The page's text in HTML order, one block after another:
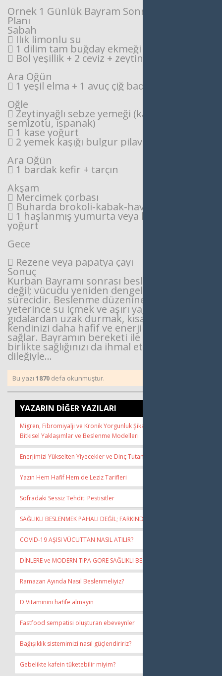
Örnek 1 Günlük Bayram Sonrası Beslenme
Planı
Sabah
 Ilık limonlu su
 1 dilim tam buğday ekmeği + lor peyniri
 Bol yeşillik + 2 ceviz + zeytin
Ara Öğün
 1 yeşil elma + 1 avuç çiğ badem
Öğle
 Zeytinyağlı sebze yemeği (kabak,
semizotu, ıspanak)
 1 kase yoğurt
 2 yemek kaşığı bulgur pilavı
Ara Öğün
 1 bardak kefir + tarçın
Akşam
 Mercimek çorbası
 Buharda brokoli-kabak-havuç karışımı
 1 haşlanmış yumurta veya birkaç kaşık
yoğurt
Gece
 Rezene veya papatya çayı
Sonuç
Kurban Bayramı sonrası beslenme, “detoks”
değil; vücudu yeniden dengeleme
sürecidir. Beslenme düzenine dikkat etmek,
yeterince su içmek ve aşırı yağlı-şekerli
gıdalardan uzak durmak, kısa sürede
kendinizi daha hafif ve enerjik hissetmenizi
sağlar. Bayramın bereketi ile
birlikte sağlığınızı da ihmal etmemeniz
dileğiyle…
Bu yazı 1870 defa okunmuştur.
YAZARIN DİĞER YAZILARI
Migren, Fibromiyalji ve Kronik Yorgunluk Şikayetlerinizi Azaltacak
Bitkisel Yaklaşımlar ve Beslenme Modelleri
Enerjimizi Yükselten Yiyecekler ve Dinç Tutan Sağlıklı İçecekler
Yazın Hem Hafif Hem de Leziz Tarifleri
Sofradaki Sessiz Tehdit: Pestisitler
SAĞLIKLI BESLENMEK PAHALI DEĞİL; FARKINDALIK İSTİYOR
COVID-19 AŞISI VÜCUTTAN NASIL ATILIR?
DİNLERE ve MODERN TIPA GÖRE SAĞLIKLI BESLENME
Ramazan Ayında Nasıl Beslenmeliyiz?
D Vitaminini hafife almayın
Fastfood sempatisi oluşturan ebeveynler
Bağışıklık sistemimizi nasıl güçlendiririz?
Gebelikte kafein tüketebilir miyim?